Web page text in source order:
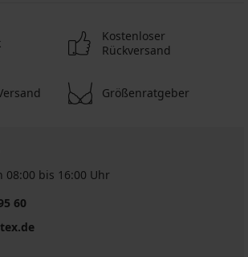
Kostenloser
Rückversand
Größenratgeber
08:00 bis 16:00 Uhr
60